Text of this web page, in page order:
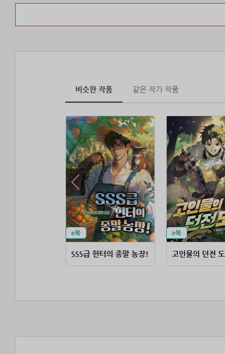
비슷한 작품 같은 작가 작품
SSS급 헌터의 종말 농장! 고인물의 던전